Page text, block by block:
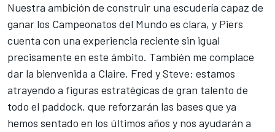
Nuestra ambición de construir una escudería capaz de
ganar los Campeonatos del Mundo es clara, y Piers
cuenta con una experiencia reciente sin igual
precisamente en este ámbito. También me complace
dar la bienvenida a Claire, Fred y Steve: estamos
atrayendo a figuras estratégicas de gran talento de
todo el paddock, que reforzarán las bases que ya
hemos sentado en los últimos años y nos ayudarán a